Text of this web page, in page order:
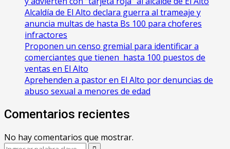
‎Alcaldía de El Alto declara guerra al trameaje y
anuncia multas de hasta Bs 100 para choferes
infractores
Proponen un censo gremial para identificar a
comerciantes que tienen hasta 100 puestos de
ventas en El Alto
Aprehenden a pastor en El Alto por denuncias de
abuso sexual a menores de edad
Comentarios recientes
No hay comentarios que mostrar.